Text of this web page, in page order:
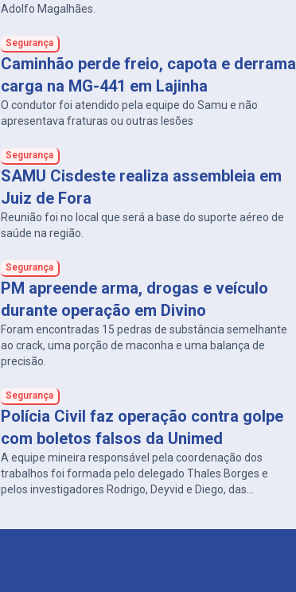
Adolfo Magalhães.
Segurança
Caminhão perde freio, capota e derrama
carga na MG-441 em Lajinha
O condutor foi atendido pela equipe do Samu e não
apresentava fraturas ou outras lesões
Segurança
SAMU Cisdeste realiza assembleia em
Juiz de Fora
Reunião foi no local que será a base do suporte aéreo de
saúde na região.
Segurança
PM apreende arma, drogas e veículo
durante operação em Divino
Foram encontradas 15 pedras de substância semelhante
ao crack, uma porção de maconha e uma balança de
precisão.
Segurança
Polícia Civil faz operação contra golpe
com boletos falsos da Unimed
A equipe mineira responsável pela coordenação dos
trabalhos foi formada pelo delegado Thales Borges e
pelos investigadores Rodrigo, Deyvid e Diego, das